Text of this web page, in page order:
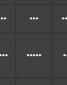
•••
•••••